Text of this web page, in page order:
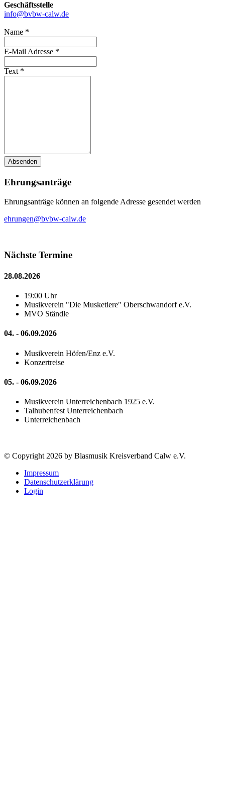
Geschäftsstelle
info@bvbw-calw.de
Name *
E-Mail Adresse *
Text *
Ehrungsanträge
Ehrungsanträge können an folgende Adresse gesendet werden
ehrungen@bvbw-calw.de
Nächste Termine
28.08.2026
19:00 Uhr
Musikverein "Die Musketiere" Oberschwandorf e.V.
MVO Ständle
04. - 06.09.2026
Musikverein Höfen/Enz e.V.
Konzertreise
05. - 06.09.2026
Musikverein Unterreichenbach 1925 e.V.
Talhubenfest Unterreichenbach
Unterreichenbach
© Copyright 2026 by Blasmusik Kreisverband Calw e.V.
Impressum
Datenschutzerklärung
Login